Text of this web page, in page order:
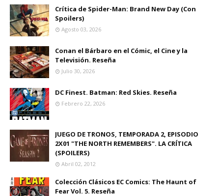
Crítica de Spider-Man: Brand New Day (Con
Spoilers)
Agosto 03, 2026
Conan el Bárbaro en el Cómic, el Cine y la
Televisión. Reseña
Julio 30, 2026
DC Finest. Batman: Red Skies. Reseña
Febrero 22, 2026
JUEGO DE TRONOS, TEMPORADA 2, EPISODIO
2X01 "THE NORTH REMEMBERS". LA CRÍTICA
(SPOILERS)
Abril 02, 2012
Colección Clásicos EC Comics: The Haunt of
Fear Vol. 5. Reseña